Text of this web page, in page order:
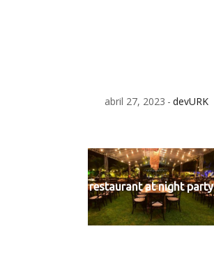
abril 27, 2023 devURK
restaurant at night party